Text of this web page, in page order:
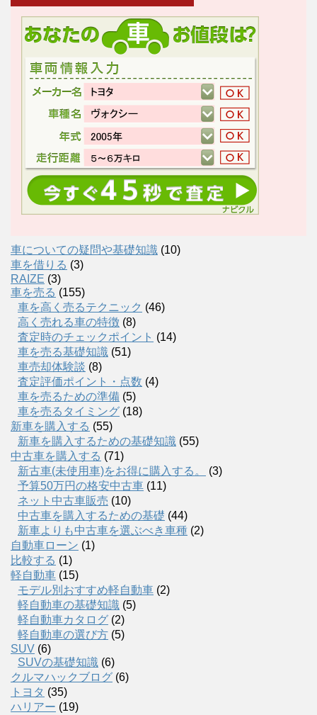
車についての疑問や基礎知識 (10)
車を借りる (3)
RAIZE (3)
車を売る (155)
車を高く売るテクニック (46)
高く売れる車の特徴 (8)
査定時のチェックポイント (14)
車を売る基礎知識 (51)
車売却体験談 (8)
査定評価ポイント・点数 (4)
車を売るための準備 (5)
車を売るタイミング (18)
新車を購入する (55)
新車を購入するための基礎知識 (55)
中古車を購入する (71)
新古車(未使用車)をお得に購入する。
(3)
予算50万円の格安中古車 (11)
ネット中古車販売 (10)
中古車を購入するための基礎 (44)
新車よりも中古車を選ぶべき車種 (2)
自動車ローン (1)
比較する (1)
軽自動車 (15)
モデル別おすすめ軽自動車 (2)
軽自動車の基礎知識 (5)
軽自動車カタログ (2)
軽自動車の選び方 (5)
SUV (6)
SUVの基礎知識 (6)
クルマハックブログ (6)
トヨタ (35)
ハリアー (19)